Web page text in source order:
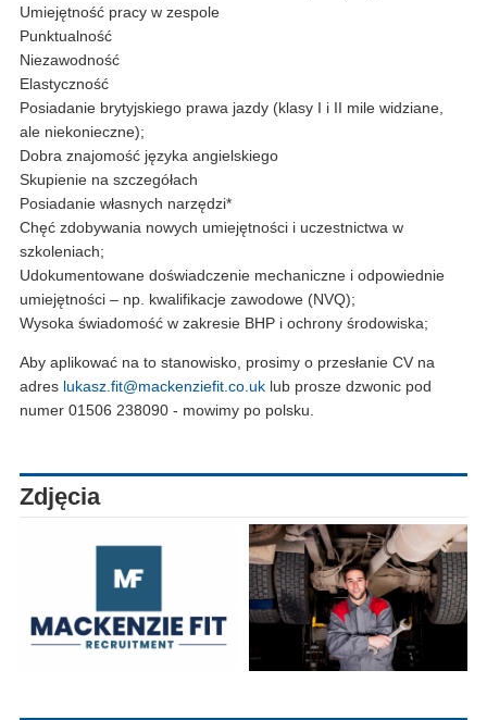
Umiejętność pracy w zespole
Punktualność
Niezawodność
Elastyczność
Posiadanie brytyjskiego prawa jazdy (klasy I i II mile widziane,
ale niekonieczne);
Dobra znajomość języka angielskiego
Skupienie na szczegółach
Posiadanie własnych narzędzi*
Chęć zdobywania nowych umiejętności i uczestnictwa w
szkoleniach;
Udokumentowane doświadczenie mechaniczne i odpowiednie
umiejętności – np. kwalifikacje zawodowe (NVQ);
Wysoka świadomość w zakresie BHP i ochrony środowiska;
Aby aplikować na to stanowisko, prosimy o przesłanie CV na
adres lukasz.fit@mackenziefit.co.uk lub prosze dzwonic pod
numer 01506 238090 - mowimy po polsku.
Zdjęcia